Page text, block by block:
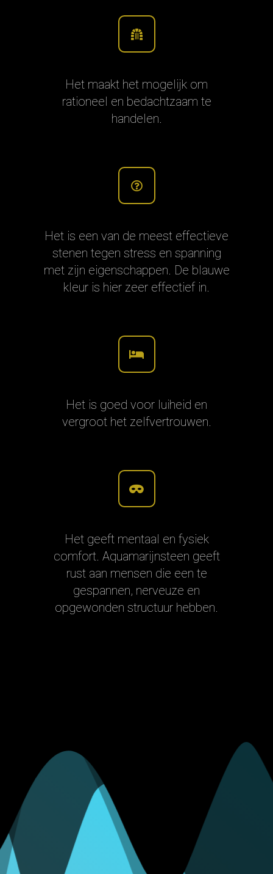
Het maakt het mogelijk om
rationeel en bedachtzaam te
handelen.
Het is een van de meest effectieve
stenen tegen stress en spanning
met zijn eigenschappen. De blauwe
kleur is hier zeer effectief in.
Het is goed voor luiheid en
vergroot het zelfvertrouwen.
Het geeft mentaal en fysiek
comfort. Aquamarijnsteen geeft
rust aan mensen die een te
gespannen, nerveuze en
opgewonden structuur hebben.